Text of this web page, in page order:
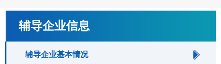
辅导企业信息
辅导企业基本情况